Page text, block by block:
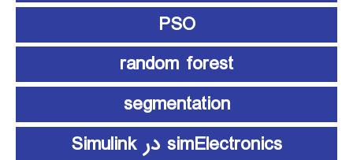
PSO
random forest
segmentation
simElectronics در Simulink